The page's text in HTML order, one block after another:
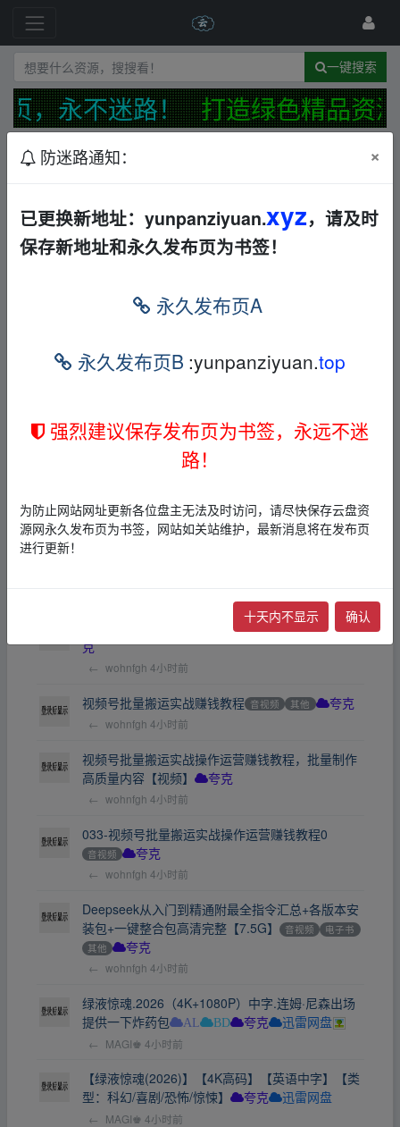
一键搜索
，永不迷路！ 打造绿色精品资
最新 精华 发布规范
网站【反馈】【建议】【投诉】综合接受处理帖
📢
← 13477835830 18天前
65集全】【国语配音】【史上最全蜡笔小新合集】
← wohnfgh 4小时前
黑马DeepSeek2025AI+新媒体搞钱指南
【学习资料】DeepSeek资料（包含ai工具课，ai生
文档 电子书 其他
夸
克
← wohnfgh 4小时前
视频号批量搬运实战赚钱教程 音视频 其他 夸克
← wohnfgh 4小时前
视频号批量搬运实战操作运营赚钱教程，批量制作
高质量内容【视频】
夸克
← wohnfgh 4小时前
033-视频号批量搬运实战操作运营赚钱教程0
音视频 夸克
← wohnfgh 4小时前
Deepseek从入门到精通附最全指令汇总+各版本安
装包+一键整合包高清完整【7.5G】
音视频
电子书
其他
夸克
← wohnfgh 4小时前
绿液惊魂.2026（4K+1080P）中字.连姆·尼森出场
提供一下炸药包
AL BD 夸克 迅雷网盘
← MAGI♚ 4小时前
【绿液惊魂(2026)】【4K高码】【英语中字】【类
型：科幻/喜剧/恐怖/惊悚】
夸克 迅雷网盘
← MAGI♚ 4小时前
防迷路通知： ×
已更换新地址：yunpanziyuan.xyz，请及时
保存新地址和永久发布页为书签！
永久发布页A
永久发布页B :yunpanziyuan.top
强烈建议保存发布页为书签，永远不迷
路！
为防止网站网址更新各位盘主无法及时访问，请尽快保存云盘资
源网永久发布页为书签，网站如关站维护，最新消息将在发布页
进行更新！
十天内不显示 确认